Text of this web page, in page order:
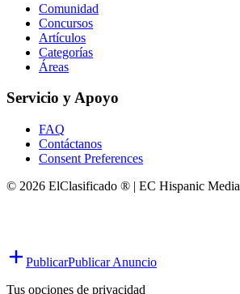
Comunidad
Concursos
Artículos
Categorías
Áreas
Servicio y Apoyo
FAQ
Contáctanos
Consent Preferences
© 2026 ElClasificado ® | EC Hispanic Media
PublicarPublicar Anuncio
Tus opciones de privacidad